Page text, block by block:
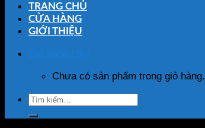
TRANG CHỦ
CỬA HÀNG
GIỚI THIỆU
Giỏ hàng / 0 ₫
Chưa có sản phẩm trong giỏ hàng.
Tìm